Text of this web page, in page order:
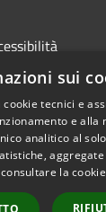
sui
tecnici e
e alla
analitico al
la